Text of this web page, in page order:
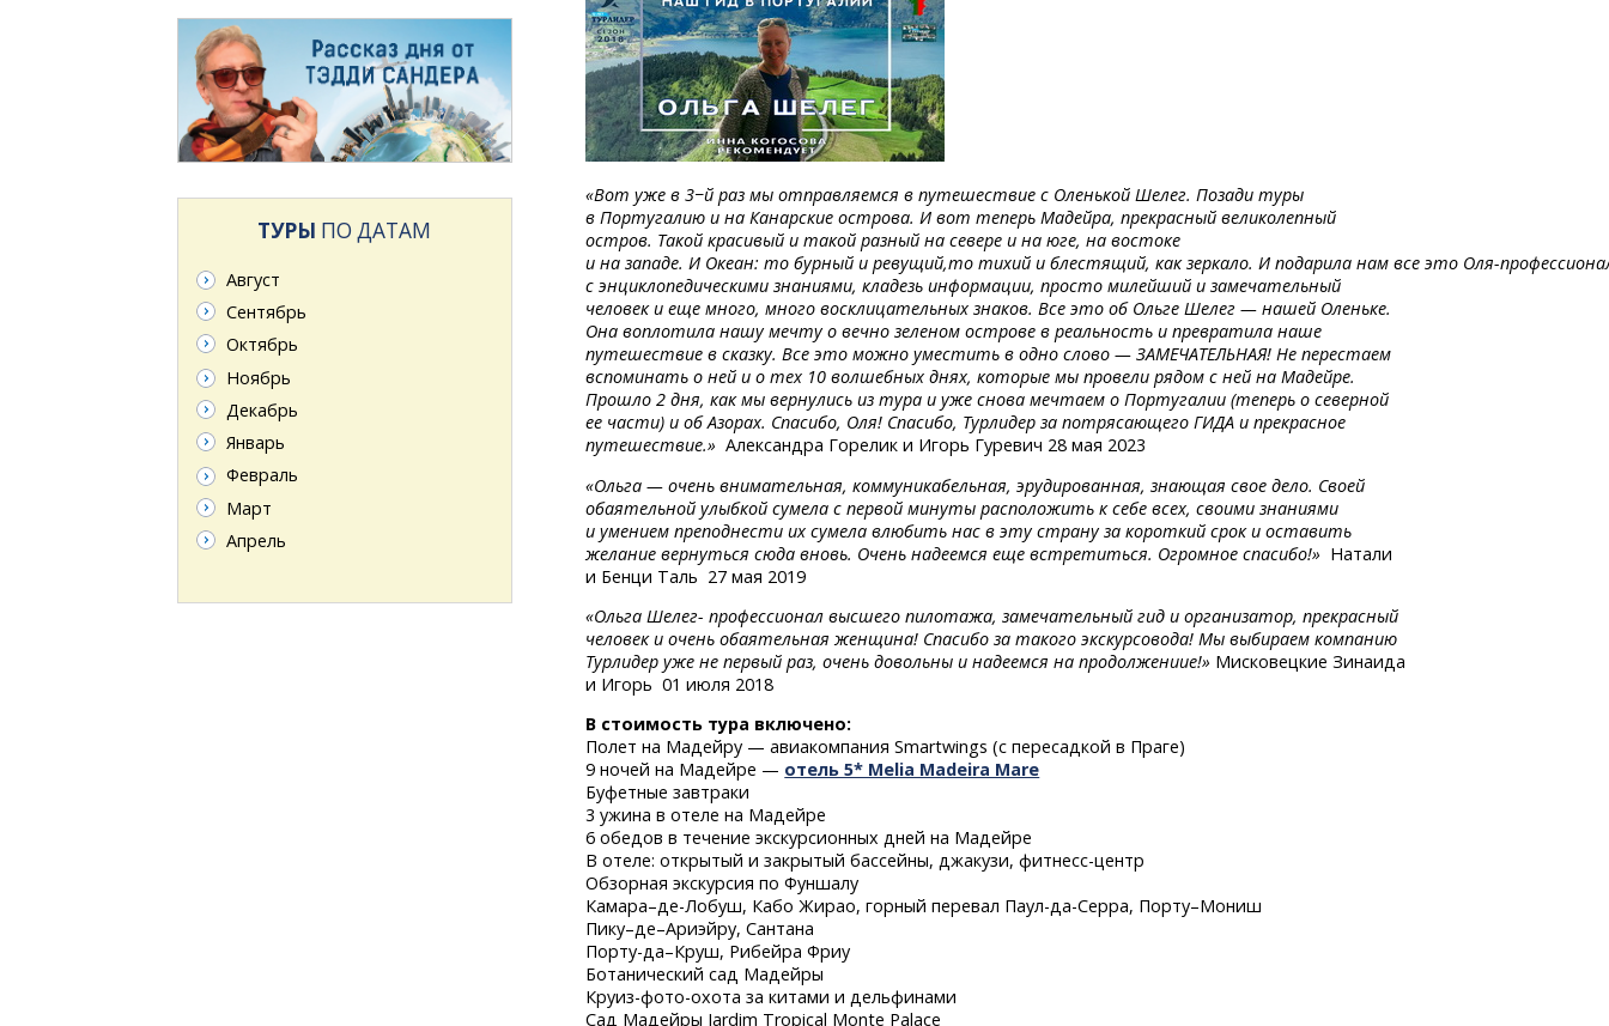
«Вот уже в 3−й раз мы отправляемся в путешествие с Оленькой Шелег. Позади туры
в Португалию и на Канарские острова. И вот теперь Мадейра, прекрасный великолепный
остров. Такой красивый и такой разный на севере и на юге, на востоке
и на западе.И Океан:то бурныйи ревущий,тотихийи блестящий,какзеркало.И подариланамвсеэто Оля-
с энциклопедическими знаниями, кладезь информации, просто милейший и замечательный
человек и еще много, много восклицательных знаков. Все это об Ольге Шелег — нашей Оленьке.
Она воплотила нашу мечту о вечно зеленом острове в реальность и превратила наше
путешествие в сказку. Все это можно уместить в одно слово — ЗАМЕЧАТЕЛЬНАЯ! Не перестаем
вспоминать о ней и о тех 10 волшебных днях, которые мы провели рядом с ней на Мадейре.
Прошло 2 дня, как мы вернулись из тура и уже снова мечтаем о Португалии (теперь о северной
ее части) и об Азорах. Спасибо, Оля! Спасибо, Турлидер за потрясающего ГИДА и прекрасное
путешествие.» Александра Горелик и Игорь Гуревич 28 мая 2023
«Ольга — очень внимательная, коммуникабельная, эрудированная, знающая свое дело. Своей
обаятельной улыбкой сумела с первой минуты расположить к себе всех, своими знаниями
и умением преподнести их сумела влюбить нас в эту страну за короткий срок и оставить
желание вернуться сюда вновь. Очень надеемся еще встретиться. Огромное спасибо!» Натали
и Бенци Таль 27 мая 2019
«Ольга Шелег- профессионал высшего пилотажа, замечательный гид и организатор, прекрасный
человек и очень обаятельная женщина! Спасибо за такого экскурсовода! Мы выбираем компанию
Турлидер уже не первый раз, очень довольны и надеемся на продолжениие!» Мисковецкие Зинаида
и Игорь 01 июля 2018
В стоимость тура включено:
Полет на Мадейру — авиакомпания Smartwings (с пересадкой в Праге)
9 ночей на Мадейре — отель 5* Melia Madeira Mare
Буфетные завтраки
3 ужина в отеле на Мадейре
6 обедов в течение экскурсионных дней на Мадейре
В отеле: открытый и закрытый бассейны, джакузи,фитнесс-центр
Обзорная экскурсия по Фуншалу
Камара–де-Лобуш, Кабо Жирао, горный перевал Паул-да-Серра, Порту–Мониш
Пику–де–Ариэйру, Сантана
Порту-да–Круш, Рибейра Фриу
Ботанический сад Мадейры
Круиз-фото-охота за китами и дельфинами
Сад Мадейры Jardim Tropical Monte Palace
ТУРЫ ПО ДАТАМ
Август
Сентябрь
Октябрь
Ноябрь
Декабрь
Январь
Февраль
Март
Апрель